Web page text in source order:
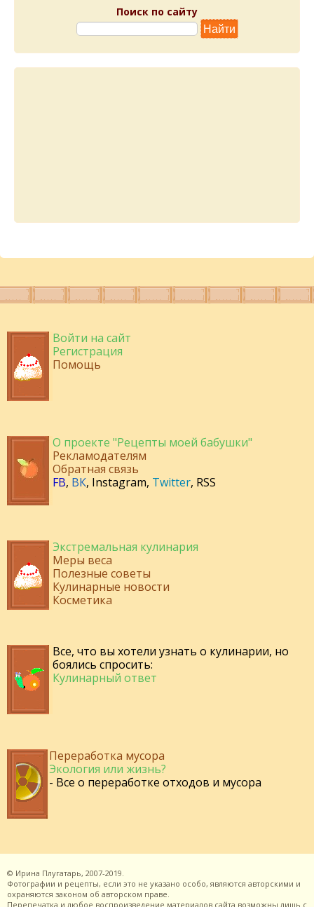
Поиск по сайту
Войти на сайт
Регистрация
Помощь
О проекте "Рецепты моей бабушки"
Рекламодателям
Обратная связь
FB, ВК, Instagram, Twitter, RSS
Экстремальная кулинария
Меры веса
Полезные советы
Кулинарные новости
Косметика
Все, что вы хотели узнать о кулинарии, но
боялись спросить:
Кулинарный ответ
Переработка мусора
Экология или жизнь?
- Все о переработке отходов и мусора
© Ирина Плугатарь, 2007-2019.
Фотографии и рецепты, если это не указано особо, являются авторскими и
охраняются законом об авторском праве.
Перепечатка и любое воспроизведение материалов сайта возможны лишь с